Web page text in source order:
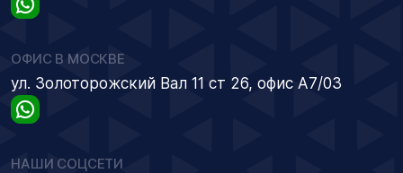
ОФИС В МОСКВЕ
ул. Золоторожский Вал 11 ст 26, офис А7/03
НАШИ СОЦСЕТИ